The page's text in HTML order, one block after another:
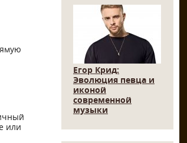
или
Егор Крид:
Эволюция певца и
иконой
современной
музыки